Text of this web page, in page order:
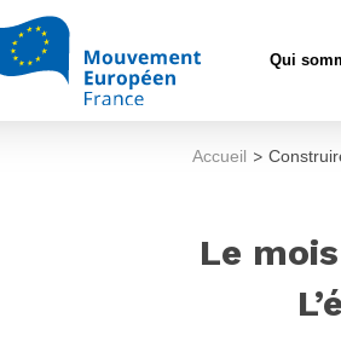
Qui
Accueil >
Le